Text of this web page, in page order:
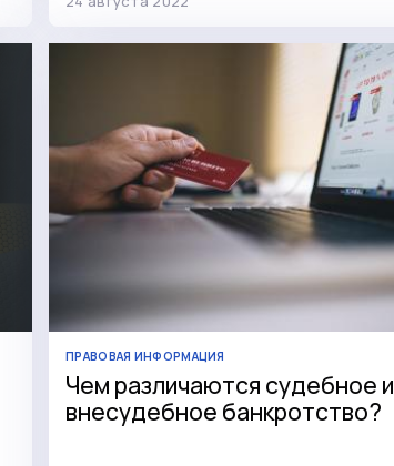
ПРАВОВАЯ ИНФОРМАЦИЯ
Чем различаются судебное и
внесудебное банкротство?